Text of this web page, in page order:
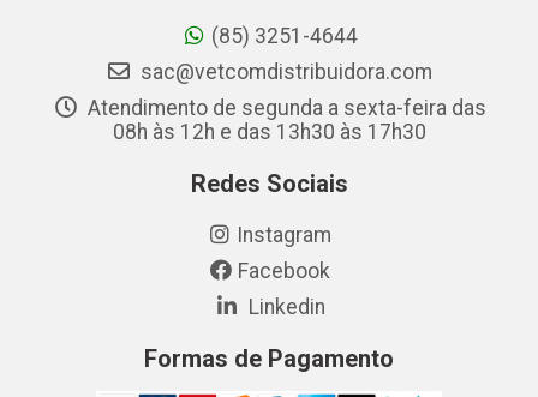
(85) 3251-4644
sac@vetcomdistribuidora.com
Atendimento de segunda a sexta-feira das
08h às 12h e das 13h30 às 17h30
Redes Sociais
Instagram
Facebook
Linkedin
Formas de Pagamento